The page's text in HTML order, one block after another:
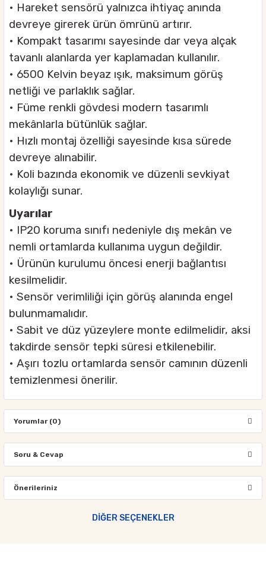
• Hareket sensörü yalnızca ihtiyaç anında
devreye girerek ürün ömrünü artırır.
• Kompakt tasarımı sayesinde dar veya alçak
tavanlı alanlarda yer kaplamadan kullanılır.
• 6500 Kelvin beyaz ışık, maksimum görüş
netliği ve parlaklık sağlar.
• Füme renkli gövdesi modern tasarımlı
mekânlarla bütünlük sağlar.
• Hızlı montaj özelliği sayesinde kısa sürede
devreye alınabilir.
• Koli bazında ekonomik ve düzenli sevkiyat
kolaylığı sunar.
Uyarılar
• IP20 koruma sınıfı nedeniyle dış mekân ve
nemli ortamlarda kullanıma uygun değildir.
• Ürünün kurulumu öncesi enerji bağlantısı
kesilmelidir.
• Sensör verimliliği için görüş alanında engel
bulunmamalıdır.
• Sabit ve düz yüzeylere monte edilmelidir, aksi
takdirde sensör tepki süresi etkilenebilir.
• Aşırı tozlu ortamlarda sensör camının düzenli
temizlenmesi önerilir.
Yorumlar (0)
Bu ürüne ilk yorumu siz yapın!
Soru & Cevap
Ürün hakkında henüz soru sorulmamış.
Önerileriniz
Bu ürünün fiyat bilgisi, resim, ürün açıklamalarında ve diğer
DİĞER SEÇENEKLER